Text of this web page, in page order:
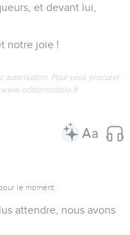
et devant lui,
notre joie !
autorisation. Pour vous procurer
le moment.
attendre, nous avons